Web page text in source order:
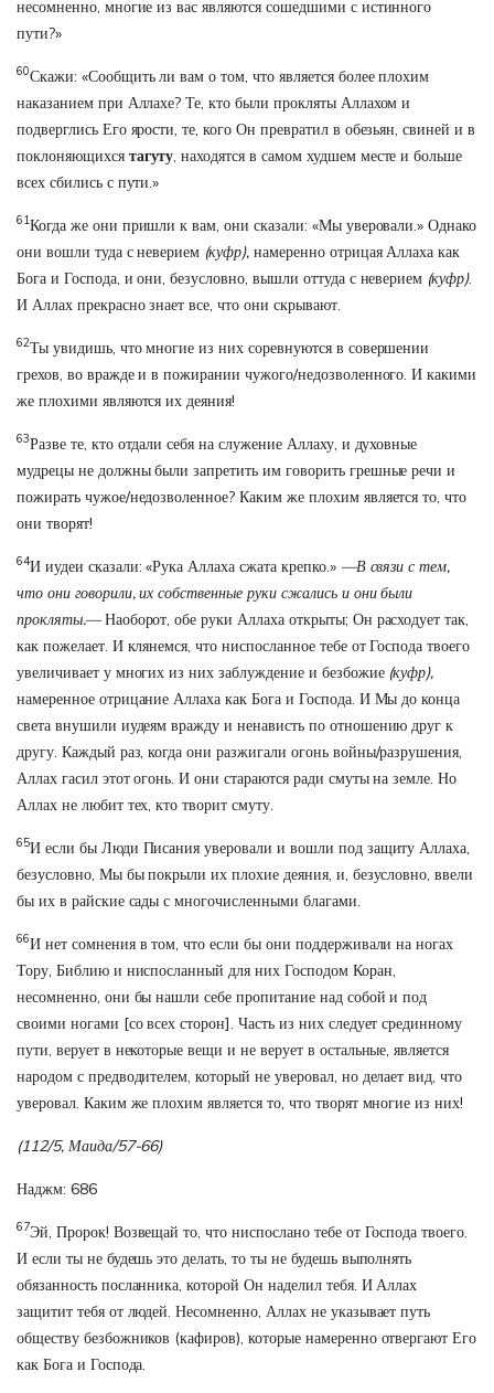
несомненно, многие из вас являются сошедшими с истинного
пути?»
60Скажи: «Сообщить ли вам о том, что является более плохим
наказанием при Аллахе? Те, кто были прокляты Аллахом и
подверглись Его ярости, те, кого Он превратил в обезьян, свиней и в
поклоняющихся тагуту, находятся в самом худшем месте и больше
всех сбились с пути.»
61Когда же они пришли к вам, они сказали: «Мы уверовали.» Однако
они вошли туда с неверием (куфр), намеренно отрицая Аллаха как
Бога и Господа, и они, безусловно, вышли оттуда с неверием (куфр).
И Аллах прекрасно знает все, что они скрывают.
62Ты увидишь, что многие из них соревнуются в совершении
грехов, во вражде и в пожирании чужого/недозволенного. И какими
же плохими являются их деяния!
63Разве те, кто отдали себя на служение Аллаху, и духовные
мудрецы не должны были запретить им говорить грешные речи и
пожирать чужое/недозволенное? Каким же плохим является то, что
они творят!
64И иудеи сказали: «Рука Аллаха сжата крепко.» —В связи с тем,
что они говорили, их собственные руки сжались и они были
прокляты.—Наоборот, обе руки Аллаха открыты; Он расходует так,
как пожелает. И клянемся, что ниспосланное тебе от Господа твоего
увеличивает у многих из них заблуждение и безбожие (куфр),
намеренное отрицание Аллаха как Бога и Господа. И Мы до конца
света внушили иудеям вражду и ненависть по отношению друг к
другу. Каждый раз, когда они разжигали огонь войны/разрушения,
Аллах гасил этот огонь. И они стараются ради смуты на земле. Но
Аллах не любит тех, кто творит смуту.
65И если бы Люди Писания уверовали и вошли под защиту Аллаха,
безусловно, Мы бы покрыли их плохие деяния, и, безусловно, ввели
бы их в райские сады с многочисленными благами.
66И нет сомнения в том, что если бы они поддерживали на ногах
Тору, Библию и ниспосланный для них Господом Коран,
несомненно, они бы нашли себе пропитание над собой и под
своими ногами [со всех сторон]. Часть из них следует срединному
пути, верует в некоторые вещи и не верует в остальные, является
народом с предводителем, который не уверовал, но делает вид, что
уверовал. Каким же плохим является то, что творят многие из них!
(112/5, Маида/57-66)
Наджм: 686
67Эй, Пророк! Возвещай то, что ниспослано тебе от Господа твоего.
И если ты не будешь это делать, то ты не будешь выполнять
обязанность посланника, которой Он наделил тебя. И Аллах
защитит тебя от людей. Несомненно, Аллах не указывает путь
обществу безбожников (кафиров), которые намеренно отвергают Его
как Бога и Господа.